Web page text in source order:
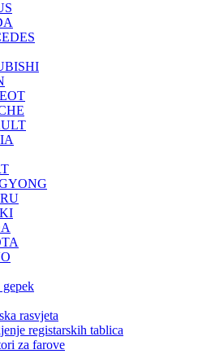
gepek
rasvjeta
registarskih tablica
za farove